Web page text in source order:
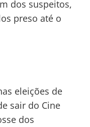
dos suspeitos,
preso até o
eleições de
sair do Cine
dos